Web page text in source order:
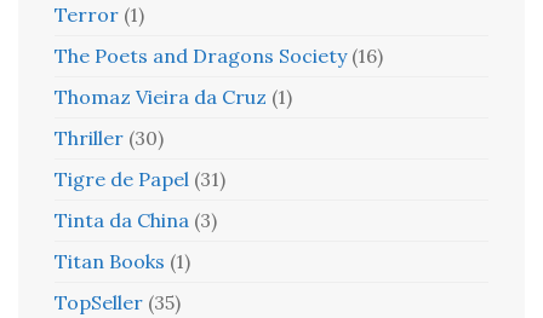
Terror (1)
The Poets and Dragons Society (16)
Thomaz Vieira da Cruz (1)
Thriller (30)
Tigre de Papel (31)
Tinta da China (3)
Titan Books (1)
TopSeller (35)